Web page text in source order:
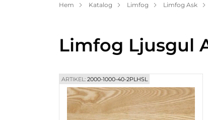
Hem Katalog Limfog Limfog Ask
Limfog Ljusgul
ARTIKEL: 2000-1000-40-2PLHSL